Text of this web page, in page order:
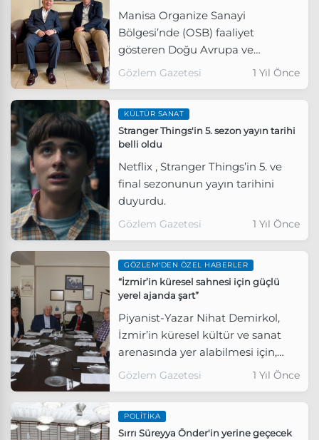
Manisa Organize Sanayi
Bölgesi’nde (OSB) faaliyet
gösteren Doğu Avrupa ve
Ortadoğu'nun en büyük zımpara
Yardımcısı Faik Tokatlıoğlu,
Gözlem’e sektöre ve Türk sanayi
değerlendirmelerde bulundu.
Gözlem Gazetesi 1 Yıl Önce
KÜLTÜR SANAT
Stranger Things'in 5. sezon yayın tarihi
belli oldu
Netflix , Stranger Things’in 5. ve
final sezonunun yayın tarihini
duyurdu.
Gözlem Gazetesi 1 Yıl Önce
GÖZLEM'DEN ÖZEL HABERLER
“İzmir’in küresel sahnesi için güçlü
yerel ajanda şart”
Piyanist-Yazar Nihat Demirkol,
İzmir’in küresel kültür ve sanat
arenasında yer alabilmesi için,
öncelikle çok güçlü ve tutarlı bir
Gözlem Gazetesi 1 Yıl Önce
POLITIKA
Sırrı Süreyya Önder'in yerine geçecek